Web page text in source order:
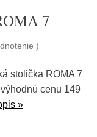
7
)
stolička ROMA 7
cenu 149
»